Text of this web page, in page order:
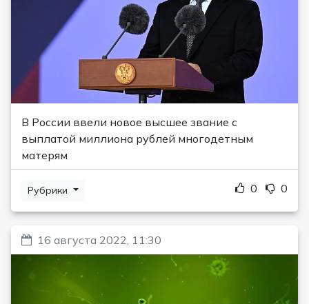
В России ввели новое высшее звание с
выплатой миллиона рублей многодетным
матерям
Рубрики 0 0
16 августа 2022, 11:30